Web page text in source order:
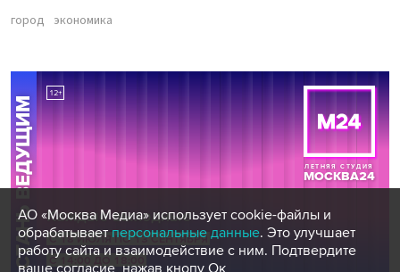
город экономика
АО «Москва Медиа» использует cookie-файлы и
обрабатывает персональные данные. Это улучшает
работу сайта и взаимодействие с ним. Подтвердите
ваше согласие, нажав кнопу Ок